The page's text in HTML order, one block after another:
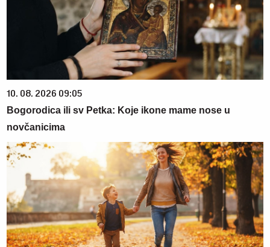
10. 08. 2026 09:05
Bogorodica ili sv Petka: Koje ikone mame nose u
novčanicima